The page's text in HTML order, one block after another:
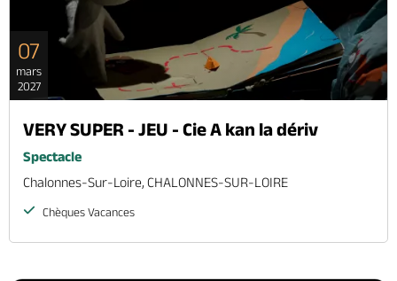
07
mars
2027
VERY SUPER - JEU - Cie A kan la dériv
Spectacle
Chalonnes-Sur-Loire, CHALONNES-SUR-LOIRE
Chèques Vacances